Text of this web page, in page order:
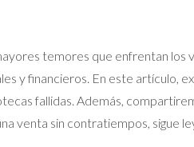
temores que enfrentan los
y financieros. En este artículo,
fallidas. Además,
venta sin contratiempos, sigue